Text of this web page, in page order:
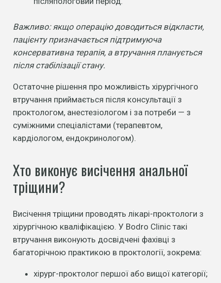
Важливо: якщо операцію доводиться відкласти,
пацієнту призначається підтримуюча
консервативна терапія, а втручання планується
після стабілізації стану.
Остаточне рішення про можливість хірургічного
втручання приймається після консультації з
проктологом, анестезіологом і за потреби — з
суміжними спеціалістами (терапевтом,
кардіологом, ендокринологом).
Хто виконує висічення анальної
тріщини?
Висічення тріщини проводять лікарі-проктологи з
хірургічною кваліфікацією. У Bodro Clinic такі
втручання виконують досвідчені фахівці з
багаторічною практикою в проктології, зокрема:
хірург-проктолог першої або вищої категорії;